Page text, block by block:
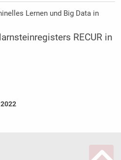
Lernen und Big Data in
RECUR in